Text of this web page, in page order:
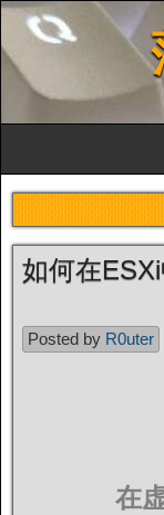
如何在
Posted by R0uter
在